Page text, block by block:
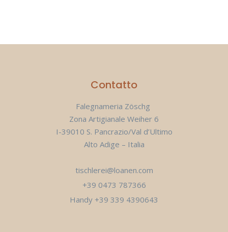
Contatto
Falegnameria Zöschg
Zona Artigianale Weiher 6
I-39010 S. Pancrazio/Val d’Ultimo
Alto Adige – Italia
tischlerei@loanen.com
+39 0473 787366
Handy +39 339 4390643